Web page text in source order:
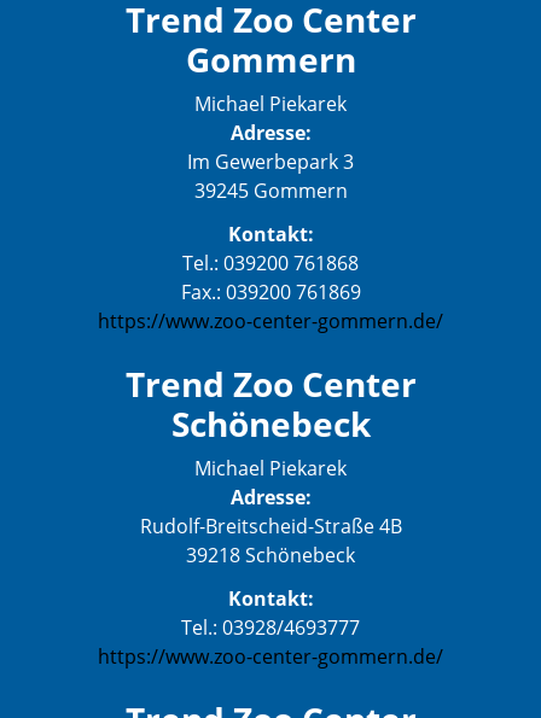
Trend Zoo Center
Gommern
Michael Piekarek
Adresse:
Im Gewerbepark 3
39245 Gommern
Kontakt:
Tel.: 039200 761868
Fax.: 039200 761869
https://www.zoo-center-gommern.de/
Trend Zoo Center
Schönebeck
Michael Piekarek
Adresse:
Rudolf-Breitscheid-Straße 4B
39218 Schönebeck
Kontakt:
Tel.: 03928/4693777
https://www.zoo-center-gommern.de/